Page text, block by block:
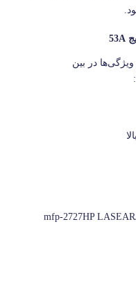
53A
ویژگی‌ها در بین
HP
2727
mfp-